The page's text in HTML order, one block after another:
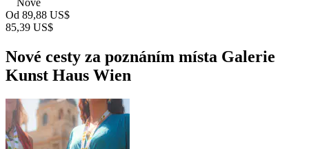
Od 89,88 US$
85,39 US$
Nové cesty za poznáním místa Galerie
Kunst Haus Wien